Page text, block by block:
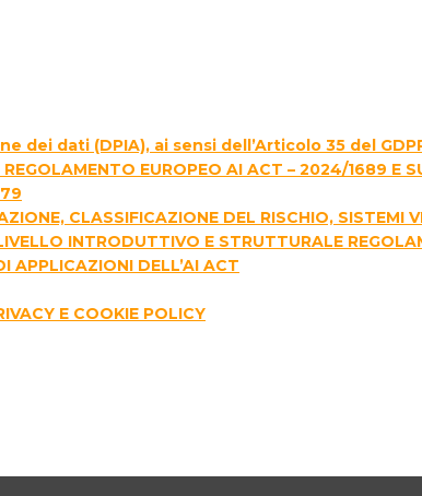
dei dati (DPIA), ai sensi dell’Articolo 35 del
EUROPEO AI ACT – 2024/1689 E
CLASSIFICAZIONE DEL RISCHIO, SISTEMI
INTRODUTTIVO E STRUTTURALE
APPLICAZIONI DELL’AI ACT
E COOKIE POLICY